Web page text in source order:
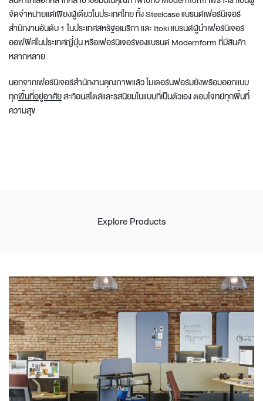
จัดจำหน่ายแต่เพียงผู้เดียวในประเทศไทย ทั้ง Steelcase แบรนด์เฟอร์นิเจอร์
สำนักงานอันดับ 1 ในประเทศสหรัฐอเมริกา และ Itoki แบรนด์ผู้นำเฟอร์นิเจอร์
ออฟฟิศในประเทศญี่ปุ่น หรือเฟอร์นิเจอร์ของแบรนด์ Modernform ที่มีสินค้า
หลากหลาย
นอกจากเฟอร์นิเจอร์สำนักงานคุณภาพแล้ว โมเดอร์นฟอร์มยังพร้อมออกแบบ
ทุกพื้นที่อยู่อาศัยสะท้อนสไตล์และรสนิยมในแบบที่เป็นตัวเอง ตอบโจทย์ทุกพื้นที่
ความสุข
Explore Products